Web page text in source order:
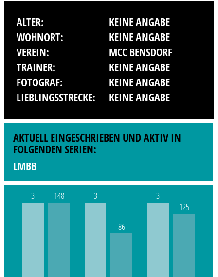
ALTER:
KEINE ANGABE
WOHNORT:
KEINE ANGABE
VEREIN:
MCC BENSDORF
TRAINER:
KEINE ANGABE
FOTOGRAF:
KEINE ANGABE
LIEBLINGSSTRECKE:
KEINE ANGABE
AKTUELL EINGESCHRIEBEN UND AKTIV IN
FOLGENDEN SERIEN:
LMBB
3 148 3
86
3
125